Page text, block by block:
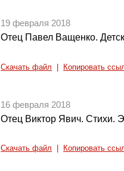
19 февраля 2018
Отец Павел Ващенко.
Скачать файл Копировать
16 февраля 2018
Отец Виктор Явич. Стихи.
Скачать файл Копировать